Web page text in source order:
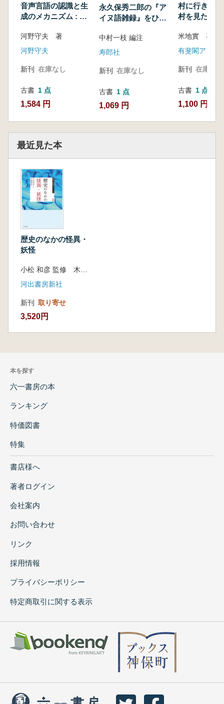
音声言語の認識と生
成のメカニズム : こ
とその役割
河野守夫 著
河野守夫
新刊 在庫なし
古書 1 点
1,584 円
永久保秀二郎の『ア
イヌ語雑録』をひも
中村一枝 編注
寿郎社
新刊 在庫なし
古書 1 点
1,069 円
村に行き村
村を見た : 長
有斐閣アカデ
新刊 在庫なし
古書 1 点
1,100 円
最近見た本
歴史のなかの怪異・
妖怪
河出書房新社
新刊 取り寄せ
3,520円
本を探す
六一書房の本
ランキング
特価図書
特集
書店様へ
著者ログイン
会社案内
お問い合わせ
リンク
採用情報
プライバシーポリシー
特定商取引に関する表示